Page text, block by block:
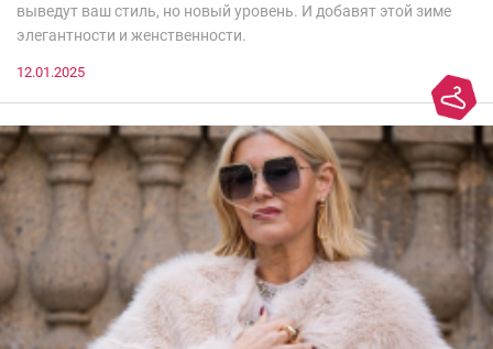
выведут ваш стиль, но новый уровень. И добавят этой зиме
элегантности и женственности.
12.01.2025